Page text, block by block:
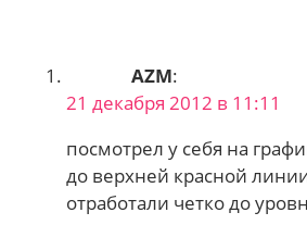
AZM:
21 декабря 2012 в 11:11
посмотрел у себя на
до верхней красной
отработали четко до